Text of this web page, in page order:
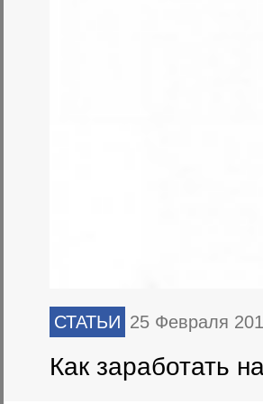
СТАТЬИ 25 Февраля
Как заработать